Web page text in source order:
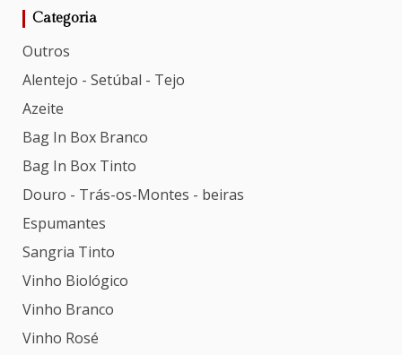
Categoria
Outros
Alentejo - Setúbal - Tejo
Azeite
Bag In Box Branco
Bag In Box Tinto
Douro - Trás-os-Montes - beiras
Espumantes
Sangria Tinto
Vinho Biológico
Vinho Branco
Vinho Rosé